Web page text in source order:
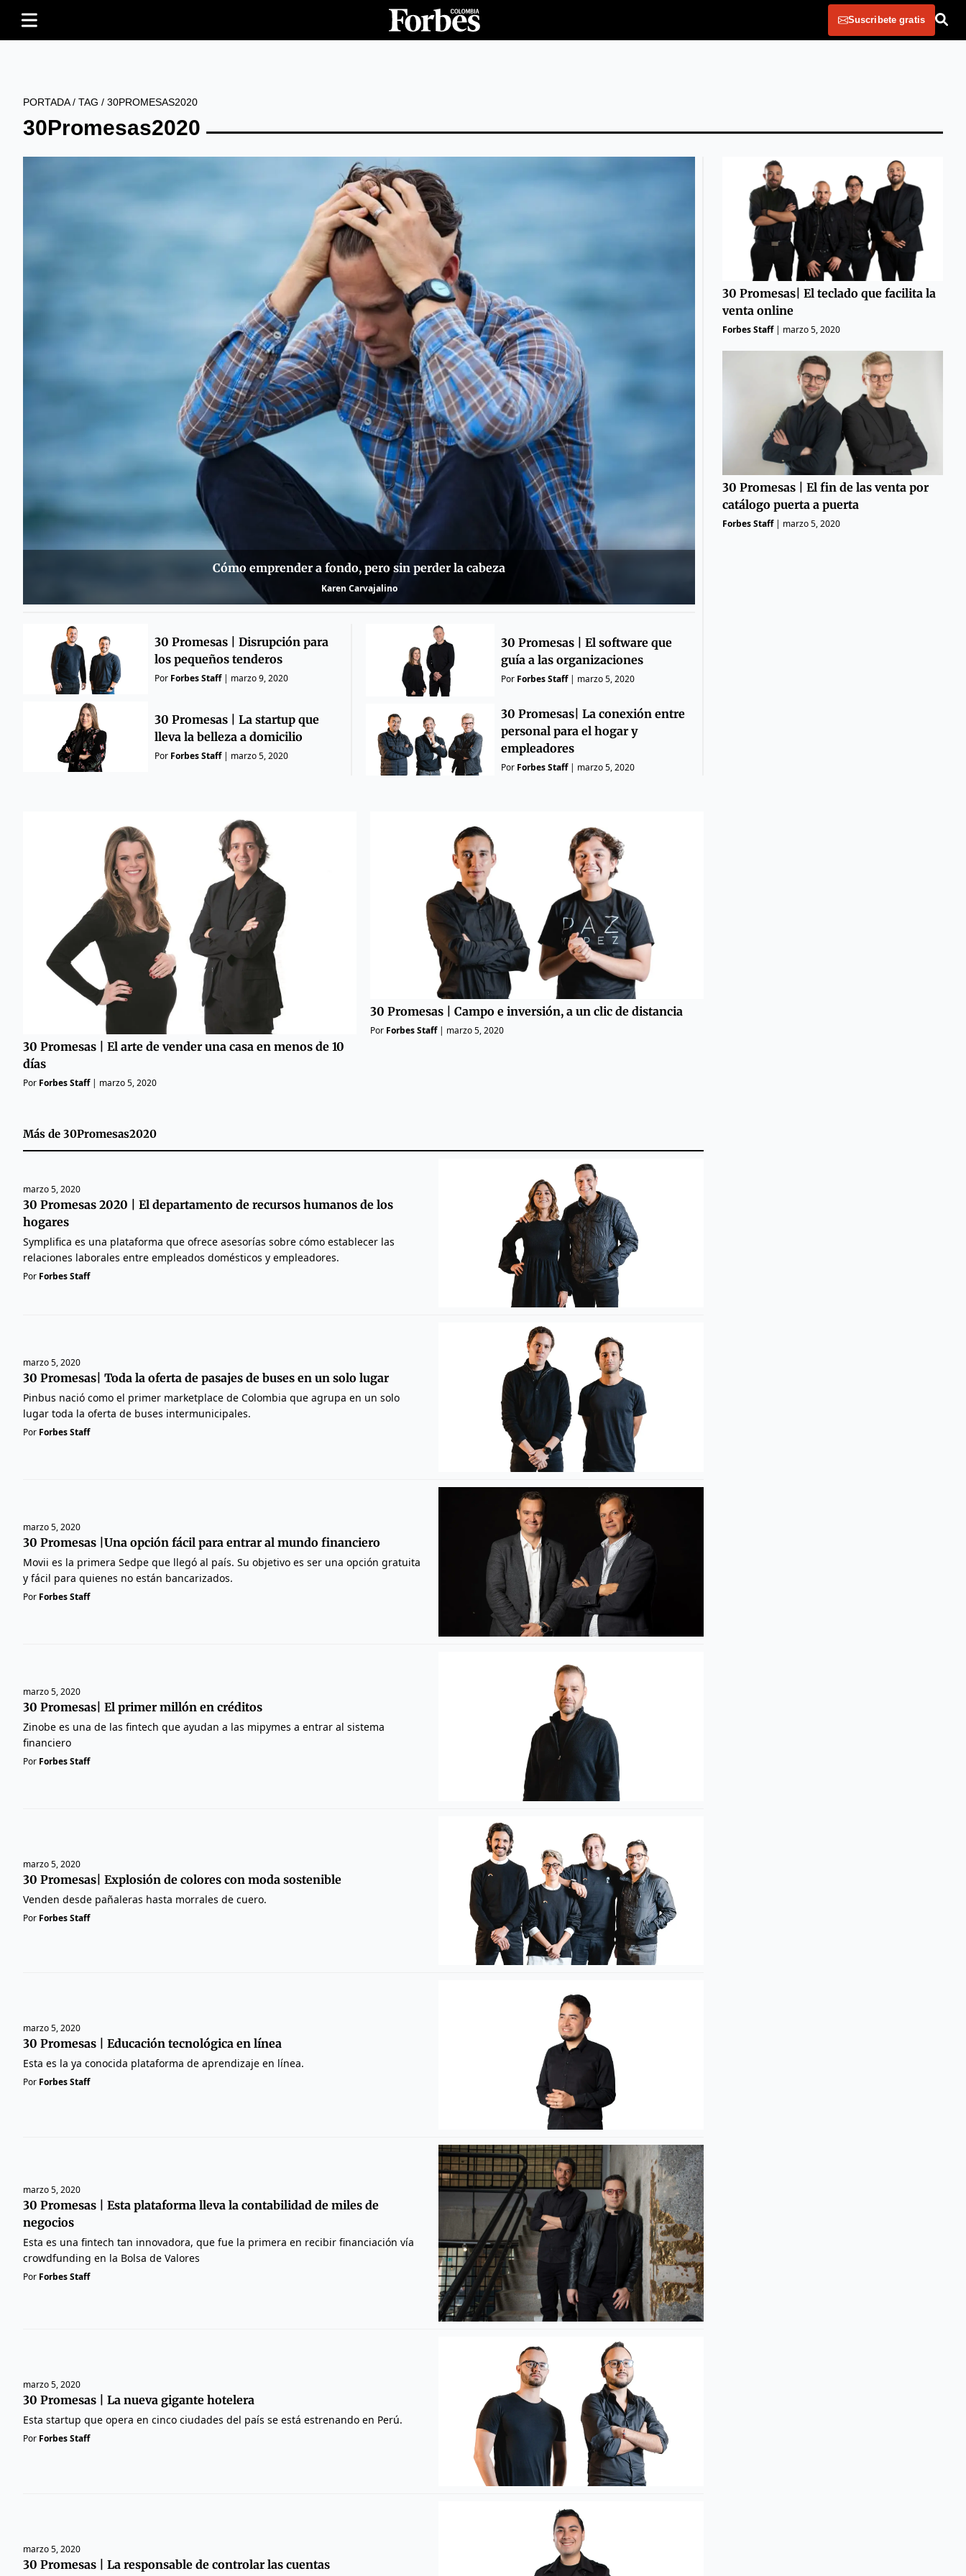
Suscribete gratis
PORTADA/ TAG / 30PROMESAS2020
30Promesas2020
Cómo emprender a fondo, pero sin perder la cabeza
Karen Carvajalino
30 Promesas | Disrupción para
los pequeños tenderos
Por Forbes Staff| marzo 9, 2020
30 Promesas | La startup que
lleva la belleza a domicilio
Por Forbes Staff| marzo 5, 2020
30 Promesas | El software que
guía a las organizaciones
Por Forbes Staff| marzo 5, 2020
30 Promesas| La conexión entre
personal para el hogar y
empleadores
Por Forbes Staff| marzo 5, 2020
30 Promesas| El teclado que facilita la
venta online
Forbes Staff| marzo 5, 2020
30 Promesas | El fin de las venta por
catálogo puerta a puerta
Forbes Staff| marzo 5, 2020
30 Promesas | El arte de vender una casa en menos de 10
días
Por Forbes Staff| marzo 5, 2020
30 Promesas | Campo e inversión, a un clic de distancia
Por Forbes Staff| marzo 5, 2020
Más de 30Promesas2020
marzo 5, 2020
30 Promesas 2020 | El departamento de recursos humanos de los
hogares
Symplifica es una plataforma que ofrece asesorías sobre cómo establecer las
relaciones laborales entre empleados domésticos y empleadores.
Por Forbes Staff
marzo 5, 2020
30 Promesas| Toda la oferta de pasajes de buses en un solo lugar
Pinbus nació como el primer marketplace de Colombia que agrupa en un solo
lugar toda la oferta de buses intermunicipales.
Por Forbes Staff
marzo 5, 2020
30 Promesas |Una opción fácil para entrar al mundo financiero
Movii es la primera Sedpe que llegó al país. Su objetivo es ser una opción gratuita
y fácil para quienes no están bancarizados.
Por Forbes Staff
marzo 5, 2020
30 Promesas| El primer millón en créditos
Zinobe es una de las fintech que ayudan a las mipymes a entrar al sistema
financiero
Por Forbes Staff
marzo 5, 2020
30 Promesas| Explosión de colores con moda sostenible
Venden desde pañaleras hasta morrales de cuero.
Por Forbes Staff
marzo 5, 2020
30 Promesas | Educación tecnológica en línea
Esta es la ya conocida plataforma de aprendizaje en línea.
Por Forbes Staff
marzo 5, 2020
30 Promesas | Esta plataforma lleva la contabilidad de miles de
negocios
Esta es una fintech tan innovadora, que fue la primera en recibir financiación vía
crowdfunding en la Bolsa de Valores
Por Forbes Staff
marzo 5, 2020
30 Promesas | La nueva gigante hotelera
Esta startup que opera en cinco ciudades del país se está estrenando en Perú.
Por Forbes Staff
marzo 5, 2020
30 Promesas | La responsable de controlar las cuentas